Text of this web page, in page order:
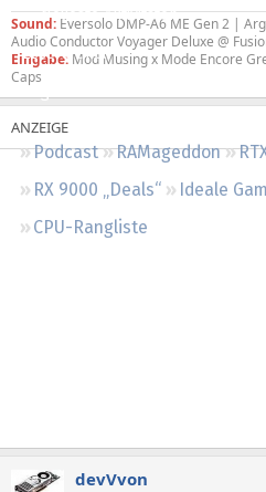
Neueste Aktivitäten
Leserartikel
Podcast RAMageddon
RX 9000 „Deals“
Ideale
CPU-Rangliste
Sound: Eversolo DMP-A6 ME Gen 2 |
Audio Conductor Voyager Deluxe @
Eingabe: Mod Musing x Mode Encore
Caps
devVvon